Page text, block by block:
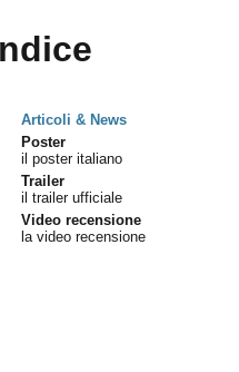
Articoli & News
Poster
il poster italiano
Trailer
il trailer ufficiale
Video recensione
la video recensione